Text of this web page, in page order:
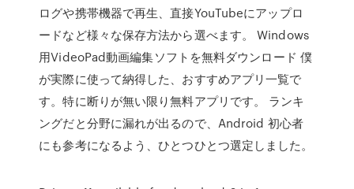
ログや携帯機器で再生、直接YouTubeにアップロ
ードなど様々な保存方法から選べます。 Windows
用VideoPad動画編集ソフトを無料ダウンロード 僕
が実際に使って納得した、おすすめアプリ一覧で
す。特に断りが無い限り無料アプリです。 ランキ
ングだと分野に漏れが出るので、Android 初心者
にも参考になるよう、ひとつひとつ選定しました。